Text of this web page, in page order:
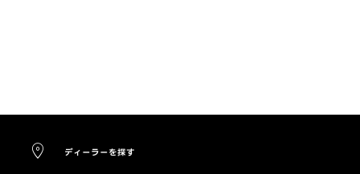
ディーラーを探す